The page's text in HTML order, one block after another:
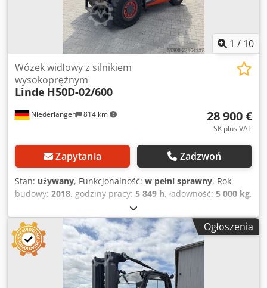
1 / 10
Niederlangen 814 km
Wózek widłowy z silnikiem
wysokoprężnym
Linde H50D-02/600
28 900 €
SK plus VAT
Zapytania Zadzwoń
Stan: używany, Funkcjonalność: w pełni sprawny, Rok
budowy: 2018, godziny pracy: 5 849 h, ładowność: 5 000 kg,
5 560 mm
typ masztu:triplex, typ napędu:Diesel, Wózek widłowy
spalinowy (diesel) Typ masztu: Triplex Stan: Gotowy do
pracy i w pełni sprawny Stan techniczny: dobry Przesuw
boczny, widły do podwójnych palet, 3. zawór, 4. zawór,
ogrzewanie, filtr cząstek stałych, pełna kabina,
klimatyzacja, Dwodpfx Aszn Db Sodkea
Ogłoszenia